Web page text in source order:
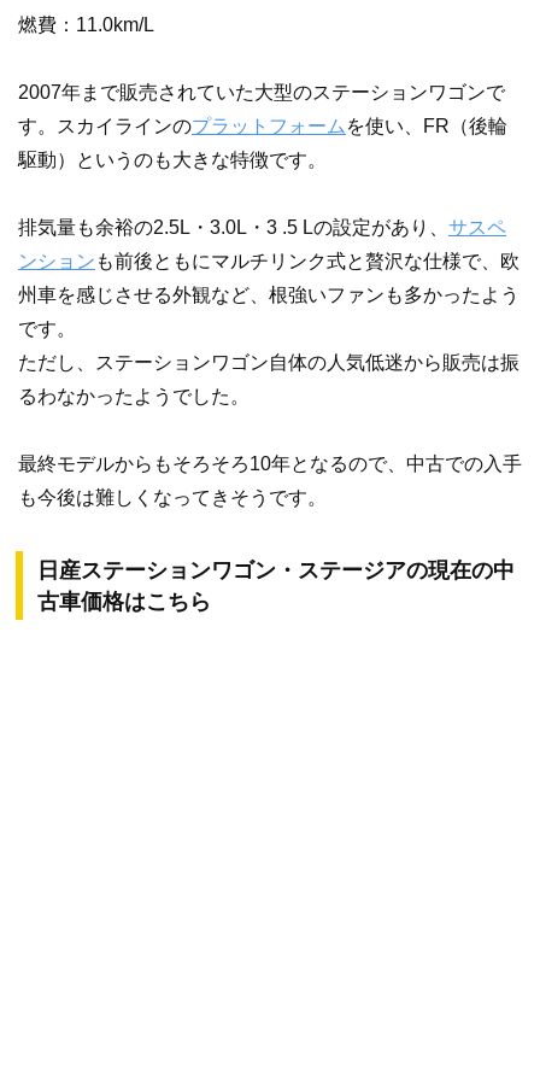
燃費：11.0km/L
2007年まで販売されていた大型のステーションワゴンで
す。スカイラインのプラットフォーム を使い、FR（後輪
駆動）というのも大きな特徴です。
排気量も余裕の2.5L・3.0L・3 .5 Lの設定があり、 サスペ
ンション も前後ともにマルチリンク式と贅沢な仕様で、欧
州車を感じさせる外観など、根強いファンも多かったよう
です。
ただし、ステーションワゴン自体の人気低迷から販売は振
るわなかったようでした。
最終モデルからもそろそろ10年となるので、中古での入手
も今後は難しくなってきそうです。
日産ステーションワゴン・ステージアの現在の中
古車価格はこちら